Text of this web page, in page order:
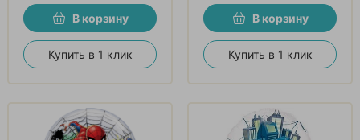
В корзину
Купить в 1 клик
В корзину
Купить в 1 клик